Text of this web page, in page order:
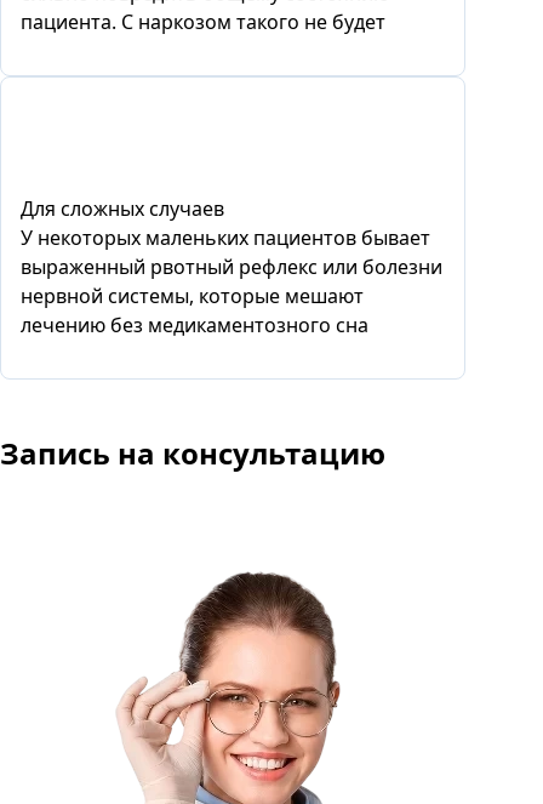
пациента. С наркозом такого не будет
Для сложных случаев
У некоторых маленьких пациентов бывает
выраженный рвотный рефлекс или болезни
нервной системы, которые мешают
лечению без медикаментозного сна
Запись на консультацию